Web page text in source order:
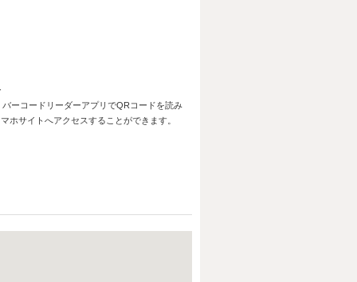
バーコードリーダーアプリでQRコードを読み
ホサイトへアクセスすることができます。